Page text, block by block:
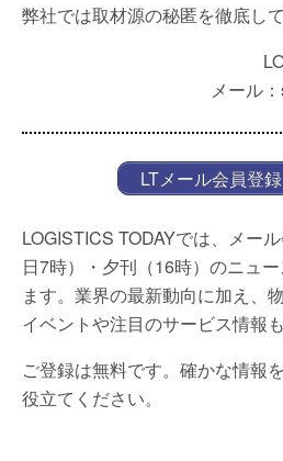
弊社では取材源の秘匿を徹底して
メール
LTメール会員登
LOGISTICS TODAYでは、メー
日7時）・夕刊（16時）のニュ
ます。業界の最新動向に加え、
イベントや注目のサービス情報
ご登録は無料です。確かな情報
役立てください。